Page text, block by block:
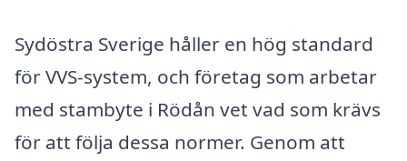
Sydöstra Sverige håller en hög standard
för VVS-system, och företag som arbetar
med stambyte i Rödån vet vad som krävs
för att följa dessa normer. Genom att